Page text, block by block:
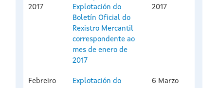
2017
Explotación do
Boletín Oficial do
Rexistro Mercantil
correspondente ao
mes de enero de
2017
2017
Febreiro
Explotación do
6 Marzo